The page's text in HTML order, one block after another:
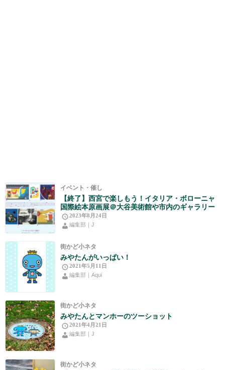
イベント・催し
【終了】西宮で楽しもう！イタリア・ボローニャ
国際絵本原画展＠大谷美術館や市内のギャラリー
2023年8月24日
編集部｜J
街かど小ネタ
みやたんがいっぱい！
2021年5月11日
編集部｜Aqui
街かど小ネタ
みやたんとマンホーのツーショット
2021年4月21日
編集部｜J
街かど小ネタ